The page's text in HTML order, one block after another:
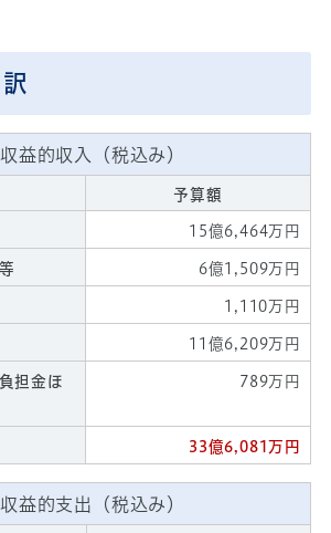
収益的収入（税込み）
予算額
15億6,464万円
6億1,509万円
1,110万円
11億6,209万円
担金ほ
789万円
33億6,081万円
収益的支出（税込み）